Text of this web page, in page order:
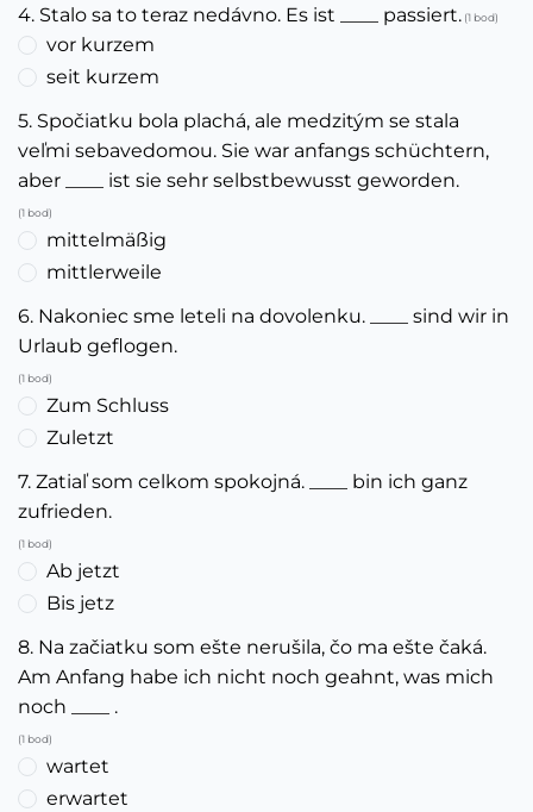
4. Stalo sa to teraz nedávno. Es ist ____ passiert. (1 bod)
vor kurzem
seit kurzem
5. Spočiatku bola plachá, ale medzitým se stala
veľmi sebavedomou. Sie war anfangs schüchtern,
aber ____ ist sie sehr selbstbewusst geworden.
(1 bod)
mittelmäßig
mittlerweile
6. Nakoniec sme leteli na dovolenku. ____ sind wir in
Urlaub geflogen.
(1 bod)
Zum Schluss
Zuletzt
7. Zatiaľ som celkom spokojná. ____ bin ich ganz
zufrieden.
(1 bod)
Ab jetzt
Bis jetz
8. Na začiatku som ešte nerušila, čo ma ešte čaká.
Am Anfang habe ich nicht noch geahnt, was mich
noch ____ .
(1 bod)
wartet
erwartet